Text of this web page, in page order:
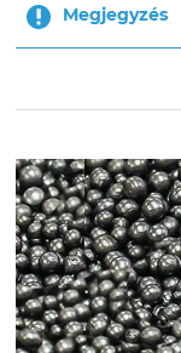
Megjegyzés